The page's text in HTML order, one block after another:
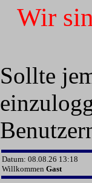
Wir
Sollte
Datum: 08.08.26 13:18
Willkommen Gast